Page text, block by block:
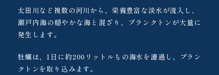
太田川など複数の河川から、栄養豊富な淡水が流入し、
瀬戸内海の穏やかな海と混ざり、プランクトンが大量に
発生します。
牡蠣は、1日に約200リットルもの海水を濾過し、プラン
クトンを取り込みます。